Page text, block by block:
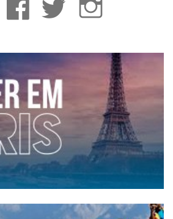
YouTube Facebook Twitter